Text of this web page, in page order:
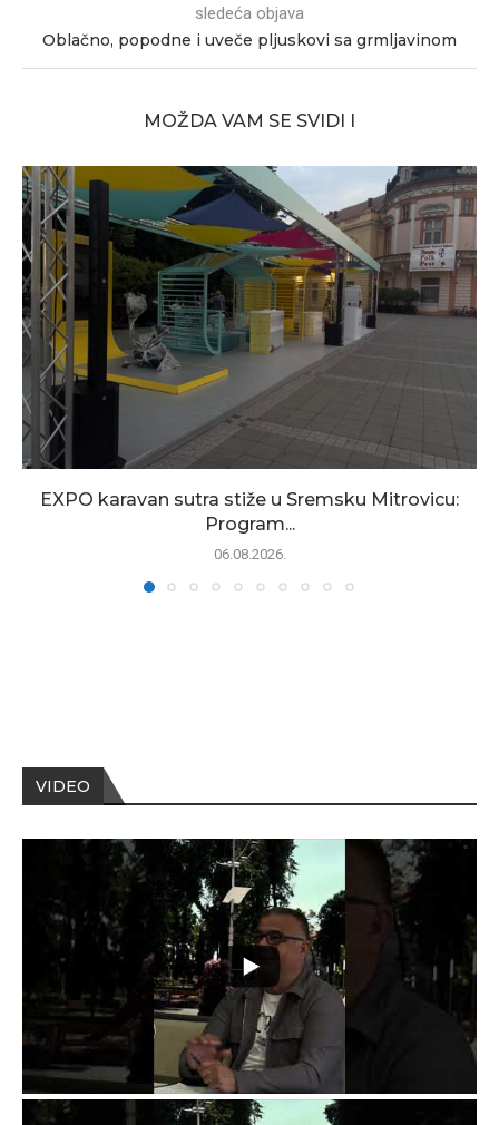
sledeća objava
Oblačno, popodne i uveče pljuskovi sa grmljavinom
MOŽDA VAM SE SVIDI I
EXPO karavan sutra stiže u Sremsku Mitrovicu:
Program...
06.08.2026.
VIDEO